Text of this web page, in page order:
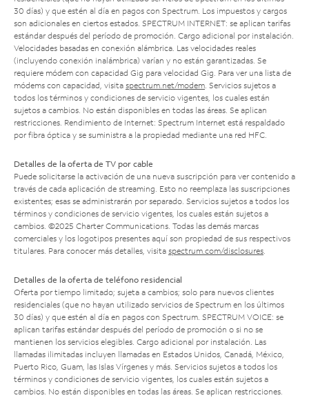
30 días) y que estén al día en pagos con Spectrum. Los impuestos y cargos
son adicionales en ciertos estados. SPECTRUM INTERNET: se aplican tarifas
estándar después del período de promoción. Cargo adicional por instalación.
Velocidades basadas en conexión alámbrica. Las velocidades reales
(incluyendo conexión inalámbrica) varían y no están garantizadas. Se
requiere módem con capacidad Gig para velocidad Gig. Para ver una lista de
módems con capacidad, visita spectrum.net/modem . Servicios sujetos a
todos los términos y condiciones de servicio vigentes, los cuales están
sujetos a cambios. No están disponibles en todas las áreas. Se aplican
restricciones. Rendimiento de Internet: Spectrum Internet está respaldado
por fibra óptica y se suministra a la propiedad mediante una red HFC.
Detalles de la oferta de TV por cable
Puede solicitarse la activación de una nueva suscripción para ver contenido a
través de cada aplicación de streaming. Esto no reemplaza las suscripciones
existentes; esas se administrarán por separado. Servicios sujetos a todos los
términos y condiciones de servicio vigentes, los cuales están sujetos a
cambios. ©2025 Charter Communications. Todas las demás marcas
comerciales y los logotipos presentes aquí son propiedad de sus respectivos
titulares. Para conocer más detalles, visita spectrum.com/disclosures
Detalles de la oferta de teléfono residencial
Oferta por tiempo limitado; sujeta a cambios; solo para nuevos clientes
residenciales (que no hayan utilizado servicios de Spectrum en los últimos
30 días) y que estén al día en pagos con Spectrum. SPECTRUM VOICE: se
aplican tarifas estándar después del período de promoción o si no se
mantienen los servicios elegibles. Cargo adicional por instalación. Las
llamadas ilimitadas incluyen llamadas en Estados Unidos, Canadá, México,
Puerto Rico, Guam, las Islas Vírgenes y más. Servicios sujetos a todos los
términos y condiciones de servicio vigentes, los cuales están sujetos a
cambios. No están disponibles en todas las áreas. Se aplican restricciones.